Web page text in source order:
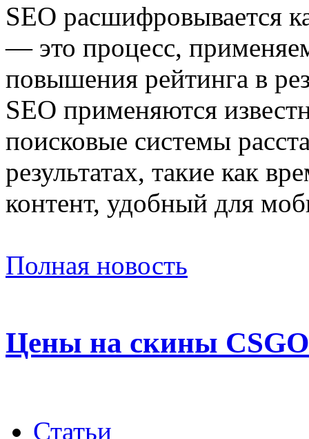
SEO расшифровывается
— это процесс,
повышения рейтинга в
SEO применяются
поисковые системы
результатах, такие как
контент, удобный для
Полная новость
Цены на скины CSGO
Статьи